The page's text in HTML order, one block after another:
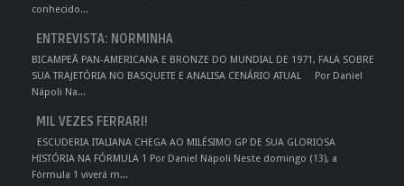
conhecido...
ENTREVISTA: NORMINHA
BICAMPEÃ PAN-AMERICANA E BRONZE DO MUNDIAL DE 1971, FALA SOBRE
SUA TRAJETÓRIA NO BASQUETE E ANALISA CENÁRIO ATUAL Por Daniel
Nápoli Na...
MIL VEZES FERRARI!
ESCUDERIA ITALIANA CHEGA AO MILÉSIMO GP DE SUA GLORIOSA
HISTÓRIA NA FÓRMULA 1 Por Daniel Nápoli Neste domingo (13), a
Fórmula 1 viverá m...